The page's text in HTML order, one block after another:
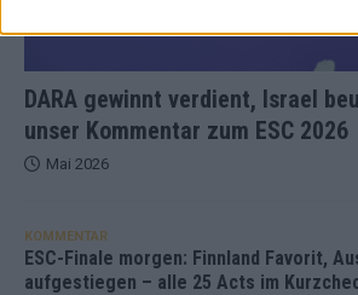
DARA gewinnt verdient, Israel
unser Kommentar zum ESC 2026
Mai 2026
KOMMENTAR
ESC-Finale morgen: Finnland Favorit,
aufgestiegen – alle 25 Acts im